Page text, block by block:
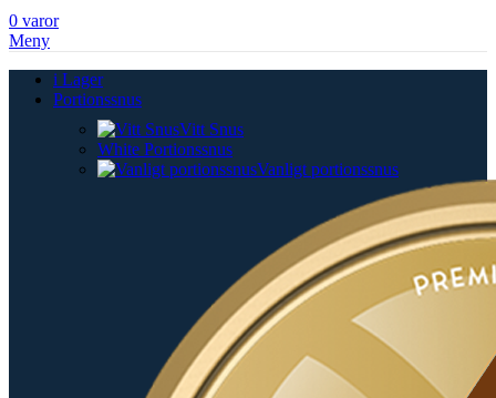
0 varor
Meny
i Lager
Portionssnus
Vitt Snus
White Portionssnus
Vanligt portionssnus